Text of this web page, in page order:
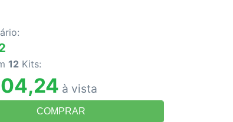
12 Kits:
à vista